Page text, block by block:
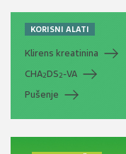
KORISNI ALATI
Klirens kreatinina
CHA2DS2-VA
Pušenje